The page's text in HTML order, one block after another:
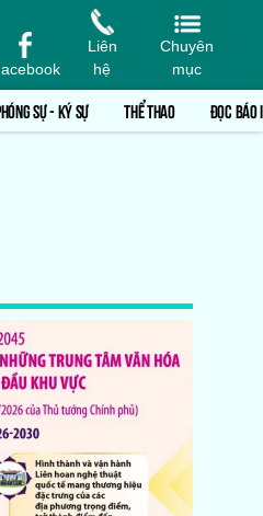
Liên
hệ
Chuyên
mục
SỰ - KÝ SỰ THỂ THAO ĐỌC BÁO